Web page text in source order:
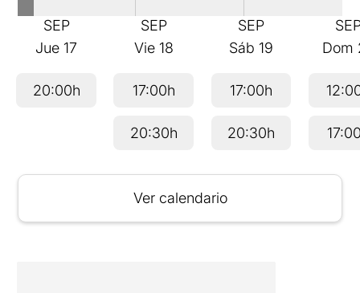
SEP
Jue17
20:00h
SEP
Vie 18
17:00h
20:30h
SEP
Sáb 19
17:00h
20:30h
Dom
Ver calendario